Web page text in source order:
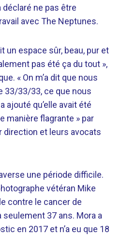
déclaré ne pas être
avec The Neptunes.
un espace sûr, beau, pur et
pas été ça du tout »,
« On m’a dit que nous
33/33/33, ce que nous
ajouté qu’elle avait été
manière flagrante » par
direction et leurs avocats
une période difficile.
vétéran Mike
contre le cancer de
seulement 37 ans. Mora a
en 2017 et n’a eu que 18